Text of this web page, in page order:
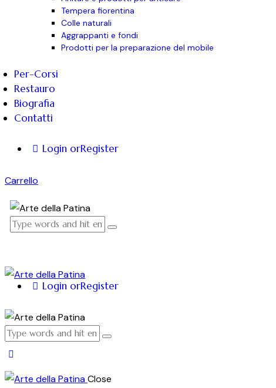
Tempera fiorentina
Colle naturali
Aggrappanti e fondi
Prodotti per la preparazione del mobile
Per-Corsi
Restauro
Biografia
Contatti
Login orRegister
Carrello
Login orRegister
Close